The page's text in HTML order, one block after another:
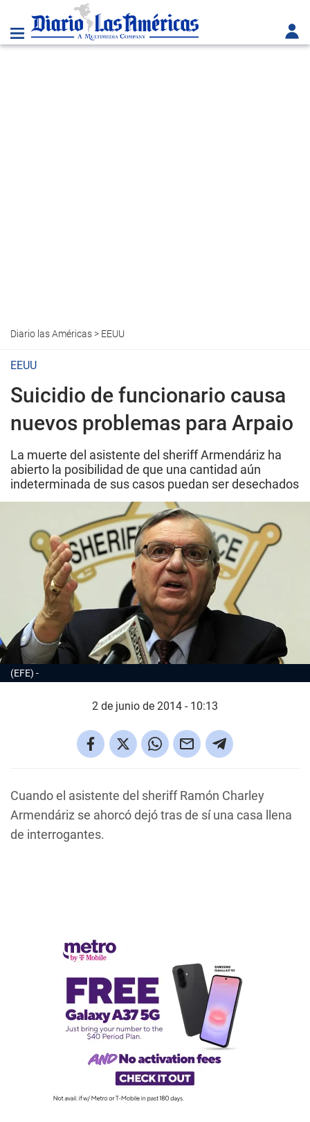
Diario las Américas> EEUU
EEUU
Suicidio de funcionario causa
nuevos problemas para Arpaio
La muerte del asistente del sheriff Armendáriz ha
abierto la posibilidad de que una cantidad aún
indeterminada de sus casos puedan ser desechados
(EFE)
2 de junio de 2014 - 10:13
Cuando el asistente del sheriff Ramón Charley
Armendáriz se ahorcó dejó tras de sí una casa llena
de interrogantes.